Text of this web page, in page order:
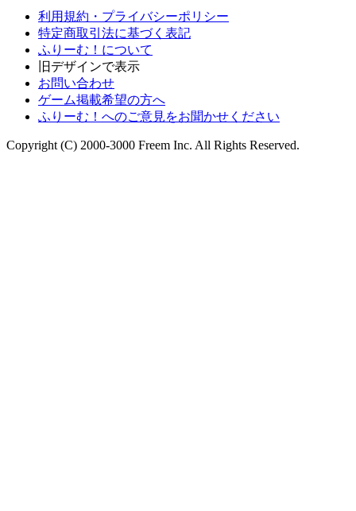
利用規約・プライバシーポリシー
特定商取引法に基づく表記
ふりーむ！について
旧デザインで表示
お問い合わせ
ゲーム掲載希望の方へ
ふりーむ！へのご意見をお聞かせください
Copyright (C) 2000-3000 Freem Inc. All Rights Reserved.